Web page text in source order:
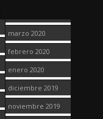
marzo 2020
febrero 2020
enero 2020
diciembre 2019
noviembre 2019